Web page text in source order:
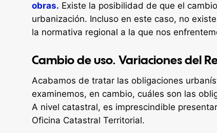
obras. Existe la posibilidad de que el
urbanización. Incluso en este caso, no
la normativa regional a la que nos
Cambio de uso. Variaciones del
Acabamos de tratar las obligaciones
examinemos, en cambio, cuáles son las
A nivel catastral, es imprescindible
Oficina Catastral Territorial.